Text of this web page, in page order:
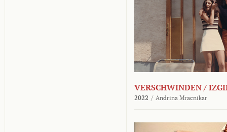
VERSCHWINDEN /
2022 / Andrina Mracnikar